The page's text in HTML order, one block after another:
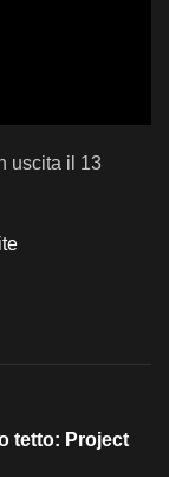
uscita il 13
tetto: Project